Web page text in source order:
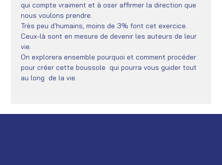
qui compte vraiment et à oser affirmer la direction que
nous voulons prendre.
Très peu d'humains, moins de 3% font cet exercice.
Ceux-là sont en mesure de devenir les auteurs de leur
vie.
On explorera ensemble pourquoi et comment procéder
pour créer cette boussole  qui pourra vous guider tout
au long  de la vie.